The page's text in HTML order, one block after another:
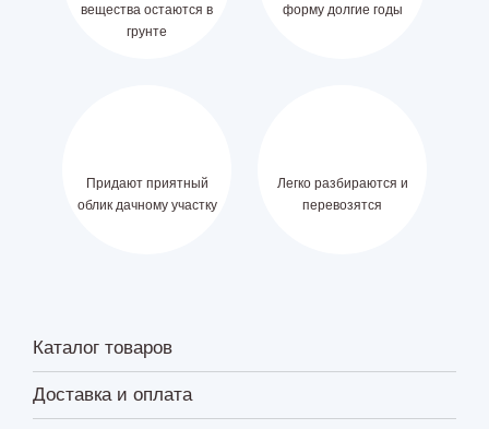
вещества остаются в
грунте
форму долгие годы
Придают приятный
облик дачному участку
Легко разбираются и
перевозятся
Каталог товаров
Доставка и оплата